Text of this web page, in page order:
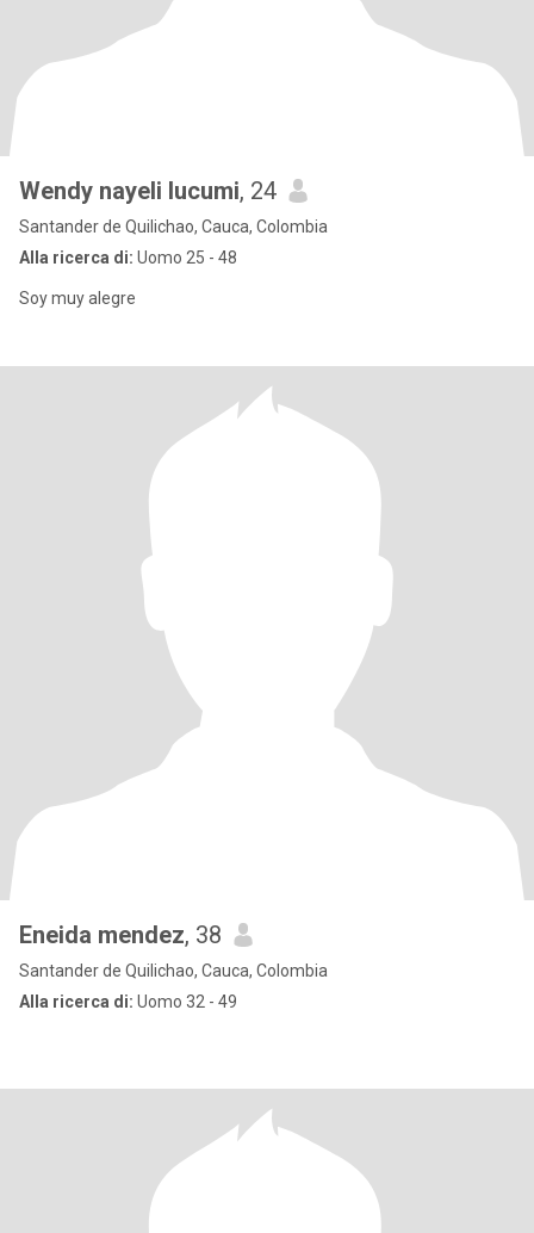
Wendy nayeli lucumi, 24
Santander de Quilichao, Cauca, Colombia
Alla ricerca di: Uomo 25 - 48
Soy muy alegre
Eneida mendez, 38
Santander de Quilichao, Cauca, Colombia
Alla ricerca di: Uomo 32 - 49